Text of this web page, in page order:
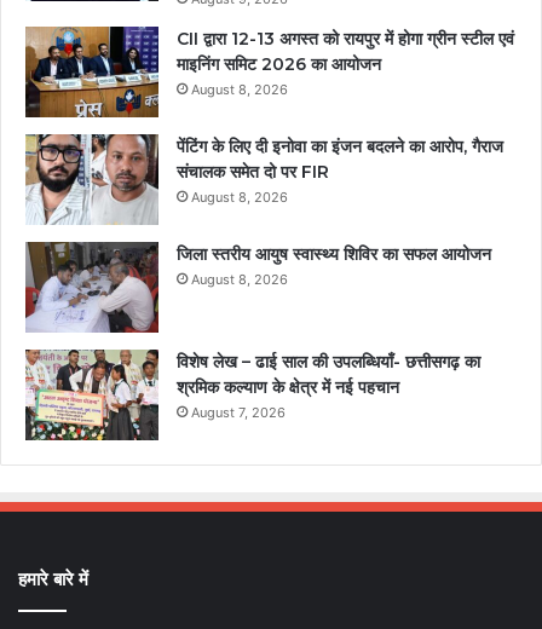
CII द्वारा 12-13 अगस्त को रायपुर में होगा ग्रीन स्टील एवं
माइनिंग समिट 2026 का आयोजन
August 8, 2026
पेंटिंग के लिए दी इनोवा का इंजन बदलने का आरोप, गैराज
संचालक समेत दो पर FIR
August 8, 2026
जिला स्तरीय आयुष स्वास्थ्य शिविर का सफल आयोजन
August 8, 2026
विशेष लेख – ढाई साल की उपलब्धियाँ- छत्तीसगढ़ का
श्रमिक कल्याण के क्षेत्र में नई पहचान
August 7, 2026
हमारे बारे में